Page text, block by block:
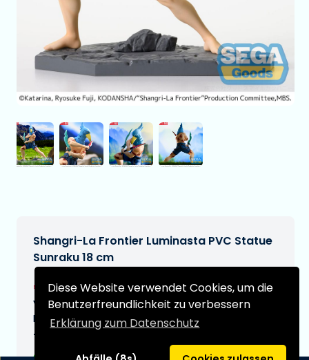
Diese Website verwendet Cookies, um die
Benutzerfreundlichkeit zu verbessern
Erklärung zum Datenschutz
Shangri-La Frontier Luminasta PVC Statue
Sunraku 18 cm
€26,99[Änderungen vorbehalten]
Voraussichtliches Lieferdatum:
N/A
Typ: